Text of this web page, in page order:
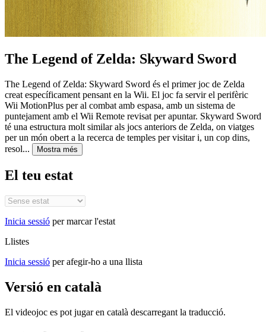
The Legend of Zelda: Skyward Sword
The Legend of Zelda: Skyward Sword és el primer joc de Zelda
creat específicament pensant en la Wii. El joc fa servir el perifèric
Wii MotionPlus per al combat amb espasa, amb un sistema de
puntejament amb el Wii Remote revisat per apuntar. Skyward Sword
té una estructura molt similar als jocs anteriors de Zelda, on viatges
per un món obert a la recerca de temples per visitar i, un cop dins,
resol...
Mostra més
El teu estat
Inicia sessió per marcar l'estat
Llistes
Inicia sessió per afegir-ho a una llista
Versió en català
El videojoc es pot jugar en català descarregant la traducció.